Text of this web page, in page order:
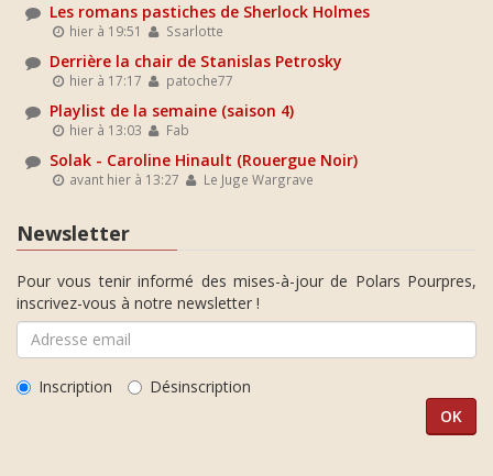
Les romans pastiches de Sherlock Holmes
hier à 19:51 Ssarlotte
Derrière la chair de Stanislas Petrosky
hier à 17:17 patoche77
Playlist de la semaine (saison 4)
hier à 13:03 Fab
Solak - Caroline Hinault (Rouergue Noir)
avant hier à 13:27 Le Juge Wargrave
Newsletter
Pour vous tenir informé des mises-à-jour de Polars Pourpres,
inscrivez-vous à notre newsletter !
Inscription Désinscription